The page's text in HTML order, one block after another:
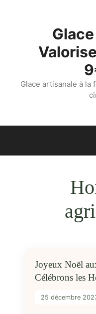
Glace
Glace artisanale à la
Joyeux Noël
Célébrons les
25 décembre